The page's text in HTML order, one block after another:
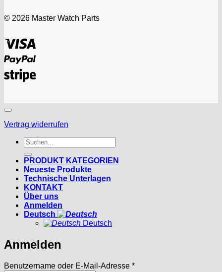
© 2026 Master Watch Parts
PayPal
Stripe
Vertrag widerrufen
Suchen
nach:
PRODUKT KATEGORIEN
Neueste Produkte
Technische Unterlagen
KONTAKT
Über uns
Anmelden
Deutsch
Deutsch
Anmelden
Benutzername oder E-Mail-Adresse *Erforderlich